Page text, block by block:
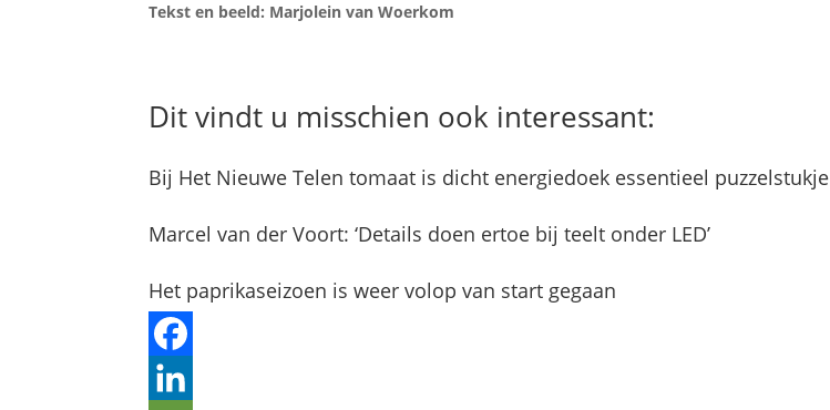
Tekst en beeld: Marjolein van Woerkom
Dit vindt u misschien ook interessant:
Bij Het Nieuwe Telen tomaat is dicht energiedoek essentieel puzzelstukje
Marcel van der Voort: ‘Details doen ertoe bij teelt onder LED’
Het paprikaseizoen is weer volop van start gegaan